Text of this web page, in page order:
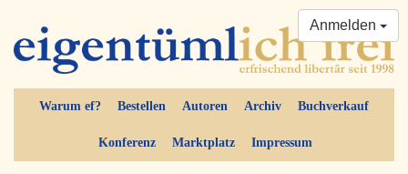
Warum ef? Bestellen Autoren Archiv Buchverkauf
Konferenz Marktplatz Impressum
Anmelden